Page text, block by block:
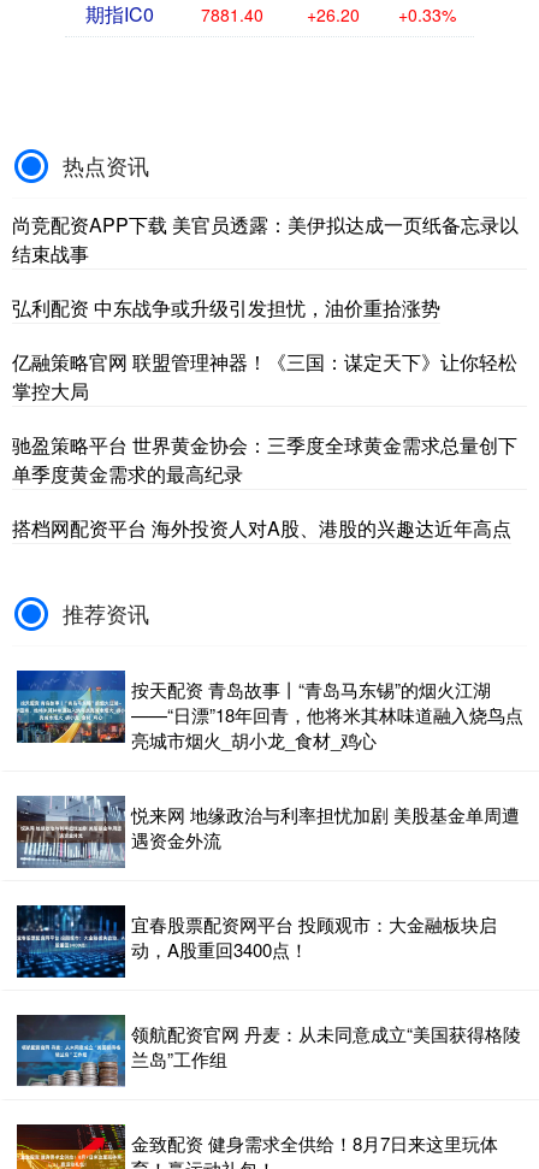
期指IC0 7881.40 +26.20 +0.33%
热点资讯
尚竞配资APP下载 美官员透露：美伊拟达成一页纸备忘录以
结束战事
弘利配资 中东战争或升级引发担忧，油价重拾涨势
亿融策略官网 联盟管理神器！《三国：谋定天下》让你轻松
掌控大局
驰盈策略平台 世界黄金协会：三季度全球黄金需求总量创下
单季度黄金需求的最高纪录
搭档网配资平台 海外投资人对A股、港股的兴趣达近年高点
推荐资讯
按天配资 青岛故事丨“青岛马东锡”的烟火江湖
——“日漂”18年回青，他将米其林味道融入烧鸟点
亮城市烟火_胡小龙_食材_鸡心
悦来网 地缘政治与利率担忧加剧 美股基金单周遭
遇资金外流
宜春股票配资网平台 投顾观市：大金融板块启
动，A股重回3400点！
领航配资官网 丹麦：从未同意成立“美国获得格陵
兰岛”工作组
金致配资 健身需求全供给！8月7日来这里玩体